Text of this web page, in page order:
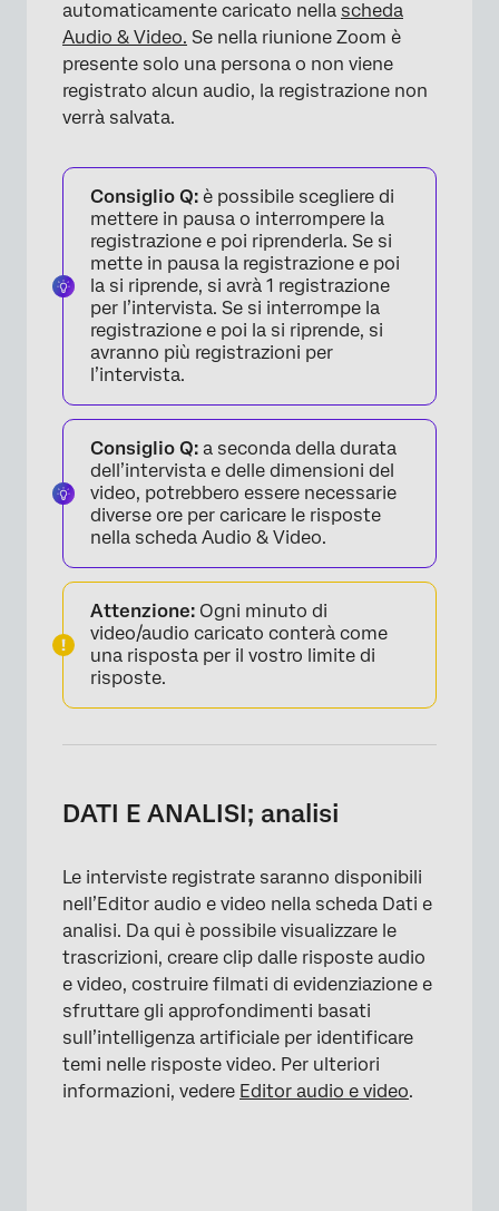
automaticamente caricato nella scheda
Audio & Video. Se nella riunione Zoom è
presente solo una persona o non viene
registrato alcun audio, la registrazione non
verrà salvata.
Consiglio Q: è possibile scegliere di
mettere in pausa o interrompere la
registrazione e poi riprenderla. Se si
mette in pausa la registrazione e poi
la si riprende, si avrà 1 registrazione
per l’intervista. Se si interrompe la
registrazione e poi la si riprende, si
avranno più registrazioni per
l’intervista.
Consiglio Q: a seconda della durata
dell’intervista e delle dimensioni del
video, potrebbero essere necessarie
diverse ore per caricare le risposte
nella scheda Audio & Video.
Attenzione: Ogni minuto di
video/audio caricato conterà come
una risposta per il vostro limite di
risposte.
DATI E ANALISI; analisi
Le interviste registrate saranno disponibili
nell’Editor audio e video nella scheda Dati e
analisi. Da qui è possibile visualizzare le
trascrizioni, creare clip dalle risposte audio
e video, costruire filmati di evidenziazione e
sfruttare gli approfondimenti basati
sull’intelligenza artificiale per identificare
temi nelle risposte video. Per ulteriori
informazioni, vedere Editor audio e video.